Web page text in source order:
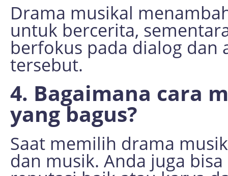
Drama musikal
untuk bercerita,
berfokus pada dialog dan
tersebut.
4. Bagaimana cara
yang bagus?
Saat memilih drama
dan musik. Anda juga